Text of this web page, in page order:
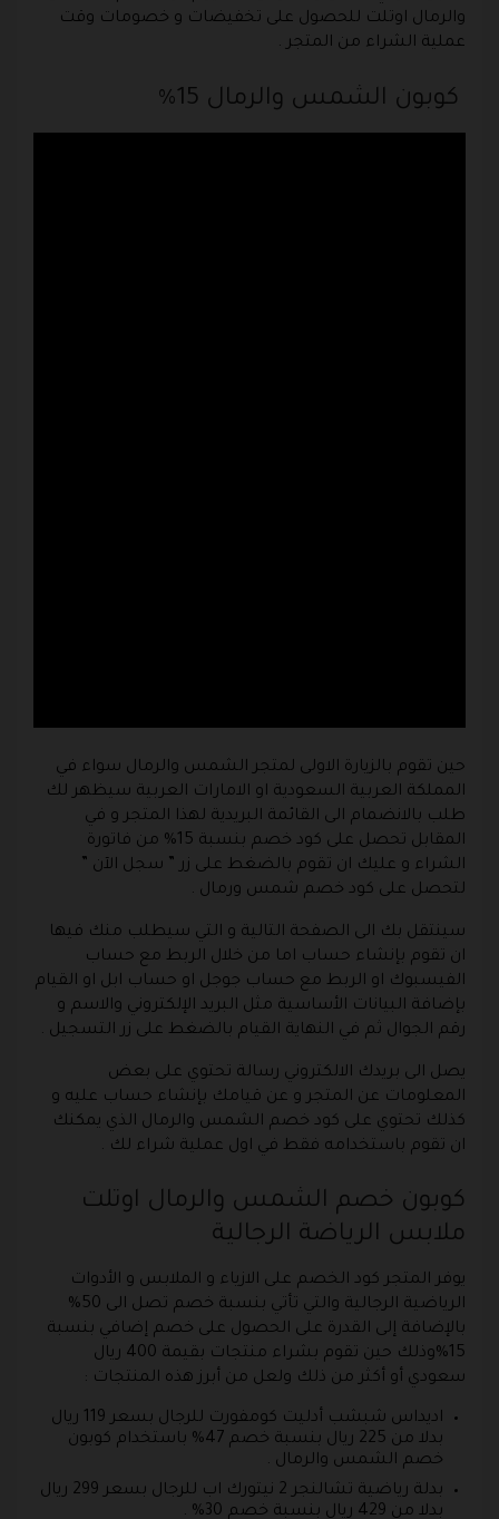
والرمال اوتلت للحصول على تخفيضات و خصومات وقت
عملية الشراء من المتجر .
كوبون الشمس والرمال 15%
حين تقوم بالزيارة الاولى لمتجر الشمس والرمال سواء في
المملكة العربية السعودية او الامارات العربية سيظهر لك
طلب بالانضمام الى القائمة البريدية لهذا المتجر و في
المقابل تحصل على كود خصم بنسبة 15% من فاتورة
الشراء و عليك ان تقوم بالضغط على زر ” سجل الآن ”
لتحصل على كود خصم شمس ورمال .
سينتقل بك الى الصفحة التالية و التي سيطلب منك فيها
ان تقوم بإنشاء حساب اما من خلال الربط مع حساب
الفيسبوك او الربط مع حساب جوجل او حساب ابل او القيام
بإضافة البيانات الأساسية مثل البريد الإلكتروني والاسم و
رقم الجوال ثم في النهاية القيام بالضغط على زر التسجيل .
يصل الى بريدك الالكتروني رسالة تحتوي على بعض
المعلومات عن المتجر و عن قيامك بإنشاء حساب عليه و
كذلك تحتوي على كود خصم الشمس والرمال الذي يمكنك
ان تقوم باستخدامه فقط في اول عملية شراء لك .
كوبون خصم الشمس والرمال اوتلت
ملابس الرياضة الرجالية
يوفر المتجر كود الخصم على الازياء و الملابس و الأدوات
الرياضية الرجالية والتي تأتي بنسبة خصم تصل الى 50%
بالإضافة إلى القدرة على الحصول على خصم إضافي بنسبة
15%وذلك حين تقوم بشراء منتجات بقيمة 400 ريال
سعودي أو أكثر من ذلك ولعل من أبرز هذه المنتجات :
اديداس شبشب أدليت كومفورت للرجال بسعر 119 ريال
بدلا من 225 ريال بنسبة خصم 47% باستخدام كوبون
خصم الشمس والرمال .
بدلة رياضية تشالنجر 2 نيتورك اب للرجال بسعر 299 ريال
بدلا من 429 ريال بنسبة خصم 30% .